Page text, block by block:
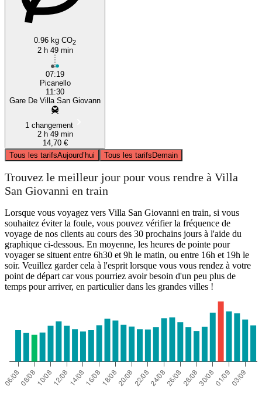
0.96 kg CO2
2 h 49 min
07:19
Picanello
11:30
Gare De Villa San Giovann
1 changement
2 h 49 min
14,70 €
Tous les tarifsAujourd’hui Tous les tarifsDemain
Trouvez le meilleur jour pour vous rendre à Villa
San Giovanni en train
Lorsque vous voyagez vers Villa San Giovanni en train, si vous
souhaitez éviter la foule, vous pouvez vérifier la fréquence de
voyage de nos clients au cours des 30 prochains jours à l'aide du
graphique ci-dessous. En moyenne, les heures de pointe pour
voyager se situent entre 6h30 et 9h le matin, ou entre 16h et 19h le
soir. Veuillez garder cela à l'esprit lorsque vous vous rendez à votre
point de départ car vous pourriez avoir besoin d'un peu plus de
temps pour arriver, en particulier dans les grandes villes !